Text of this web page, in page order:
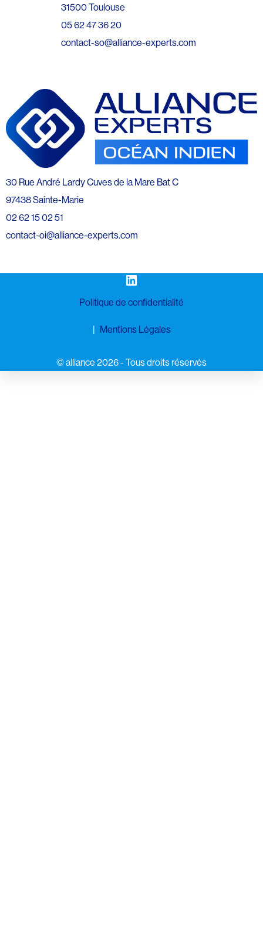
31500 Toulouse
05 62 47 36 20
contact-so@alliance-experts.com
30 Rue André Lardy Cuves de la Mare Bat C
97438 Sainte-Marie
02 62 15 02 51
contact-oi@alliance-experts.com
LinkedIn
Politique de confidentialité
Mentions Légales
©️ alliance 2026 - Tous droits réservés